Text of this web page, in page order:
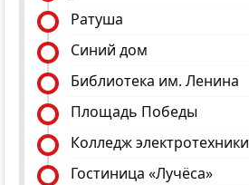
Ратуша
Синий дом
Библиотека им. Ленина
Площадь Победы
Колледж электротехники
Гостиница «Лучёса»